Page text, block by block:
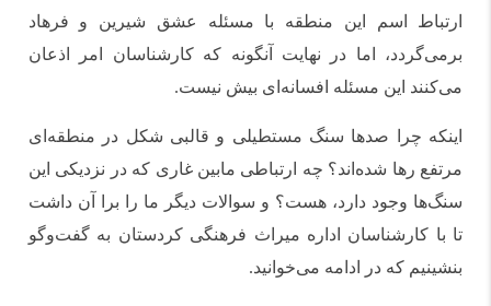
ارتباط اسم این منطقه با مسئله عشق شیرین و فرهاد
برمی‌گردد، اما در نهایت آنگونه که کارشناسان امر اذعان
می‌کنند این مسئله افسانه‌ای بیش نیست.
اینکه چرا صدها سنگ مستطیلی و قالبی شکل در منطقه‌ای
مرتفع رها شده‌اند؟ چه ارتباطی مابین غاری که در نزدیکی این
سنگ‌ها وجود دارد، هست؟ و سوالات دیگر ما را برا آن داشت
تا با کارشناسان اداره میراث فرهنگی کردستان به گفت‌وگو
بنشینیم که در ادامه می‌خوانید.